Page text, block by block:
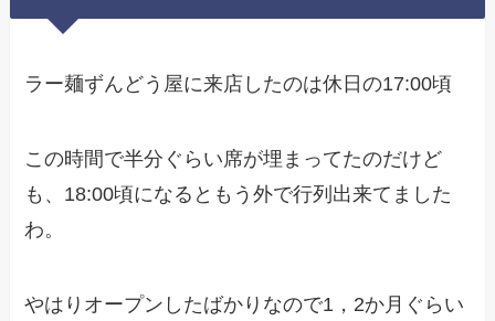
ラー麺ずんどう屋に来店したのは休日の17:00頃
この時間で半分ぐらい席が埋まってたのだけど
も、18:00頃になるともう外で行列出来てました
わ。
やはりオープンしたばかりなので1，2か月ぐらい